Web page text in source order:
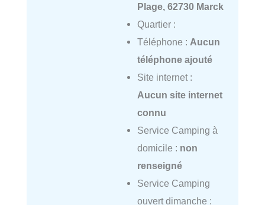
Plage, 62730 Marck
Quartier :
Téléphone : Aucun
téléphone ajouté
Site internet :
Aucun site internet
connu
Service Camping à
domicile : non
renseigné
Service Camping
ouvert dimanche :